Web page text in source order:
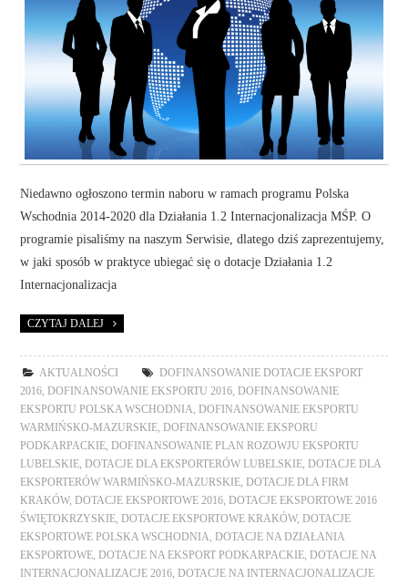
Niedawno ogłoszono termin naboru w ramach programu Polska
Wschodnia 2014-2020 dla Działania 1.2 Internacjonalizacja MŚP. O
programie pisaliśmy na naszym Serwisie, dlatego dziś zaprezentujemy,
w jaki sposób w praktyce ubiegać się o dotacje Działania 1.2
Internacjonalizacja
CZYTAJ DALEJ
AKTUALNOŚCI
DOFINANSOWANIE DOTACJE EKSPORT
2016 ,DOFINANSOWANIE EKSPORTU 2016 ,DOFINANSOWANIE
EKSPORTU POLSKA WSCHODNIA ,DOFINANSOWANIE EKSPORTU
WARMIŃSKO-MAZURSKIE ,DOFINANSOWANIE EKSPORU
PODKARPACKIE ,DOFINANSOWANIE PLAN ROZOWJU EKSPORTU
LUBELSKIE ,DOTACJE DLA EKSPORTERÓW LUBELSKIE ,DOTACJE DLA
EKSPORTERÓW WARMIŃSKO-MAZURSKIE ,DOTACJE DLA FIRM
KRAKÓW,DOTACJE EKSPORTOWE 2016 ,DOTACJE EKSPORTOWE 2016
ŚWIĘTOKRZYSKIE ,DOTACJE EKSPORTOWE KRAKÓW,DOTACJE
EKSPORTOWE POLSKA WSCHODNIA ,DOTACJE NA DZIAŁANIA
EKSPORTOWE ,DOTACJE NA EKSPORT PODKARPACKIE ,DOTACJE NA
INTERNACJONALIZACJE 2016 ,DOTACJE NA INTERNACJONALIZACJE